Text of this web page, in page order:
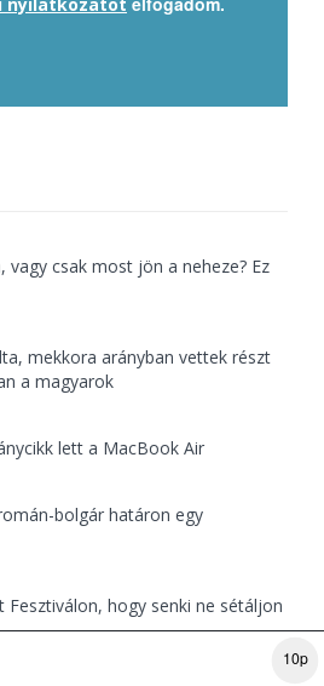
10p
vagy csak most jön a neheze? Ez
mekkora arányban vettek részt
a magyarok
lett a MacBook Air
bolgár határon egy
Fesztiválon, hogy senki ne sétáljon